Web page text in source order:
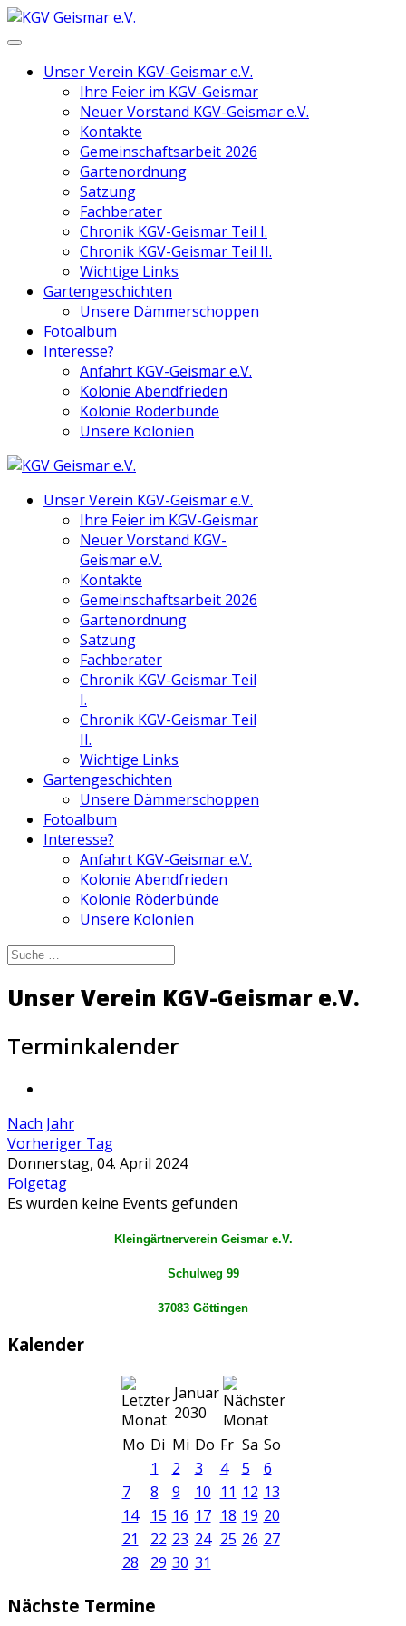
Unser Verein KGV-Geismar e.V.
Ihre Feier im KGV-Geismar
Neuer Vorstand KGV-Geismar e.V.
Kontakte
Gemeinschaftsarbeit 2026
Gartenordnung
Satzung
Fachberater
Chronik KGV-Geismar Teil I.
Chronik KGV-Geismar Teil II.
Wichtige Links
Gartengeschichten
Unsere Dämmerschoppen
Fotoalbum
Interesse?
Anfahrt KGV-Geismar e.V.
Kolonie Abendfrieden
Kolonie Röderbünde
Unsere Kolonien
Unser Verein KGV-Geismar e.V.
Ihre Feier im KGV-Geismar
Neuer Vorstand KGV-
Geismar e.V.
Kontakte
Gemeinschaftsarbeit 2026
Gartenordnung
Satzung
Fachberater
Chronik KGV-Geismar Teil
I.
Chronik KGV-Geismar Teil
II.
Wichtige Links
Gartengeschichten
Unsere Dämmerschoppen
Fotoalbum
Interesse?
Anfahrt KGV-Geismar e.V.
Kolonie Abendfrieden
Kolonie Röderbünde
Unsere Kolonien
Unser Verein KGV-Geismar e.V.
Terminkalender
Nach Jahr
Vorheriger Tag
Donnerstag, 04. April 2024
Folgetag
Es wurden keine Events gefunden
Kleingärtnerverein Geismar e.V.
Schulweg 99
37083 Göttingen
Kalender
Januar
2030
Mo Di Mi Do Fr Sa So
1
2 3 4 5
6
7
8 9 10 11 12 13
14
15 16 17 18 19 20
21
22 23 24 25 26 27
28
29 30 31
Nächste Termine